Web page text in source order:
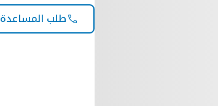
طلب المساعدة